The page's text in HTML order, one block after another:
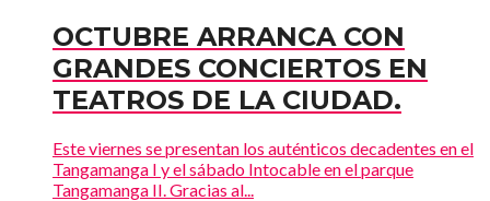
OCTUBRE ARRANCA CON
GRANDES CONCIERTOS EN
TEATROS DE LA CIUDAD.
Este viernes se presentan los auténticos decadentes en el
Tangamanga I y el sábado Intocable en el parque
Tangamanga II. Gracias al...